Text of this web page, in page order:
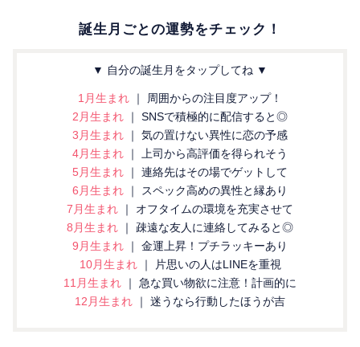
誕生月ごとの運勢をチェック！
▼ 自分の誕生月をタップしてね ▼
1月生まれ
｜ 周囲からの注目度アップ！
2月生まれ
｜ SNSで積極的に配信すると◎
3月生まれ
｜ 気の置けない異性に恋の予感
4月生まれ
｜ 上司から高評価を得られそう
5月生まれ
｜ 連絡先はその場でゲットして
6月生まれ
｜ スペック高めの異性と縁あり
7月生まれ
｜ オフタイムの環境を充実させて
8月生まれ
｜ 疎遠な友人に連絡してみると◎
9月生まれ
｜ 金運上昇！プチラッキーあり
10月生まれ
｜ 片思いの人はLINEを重視
11月生まれ
｜ 急な買い物欲に注意！計画的に
12月生まれ
｜ 迷うなら行動したほうが吉